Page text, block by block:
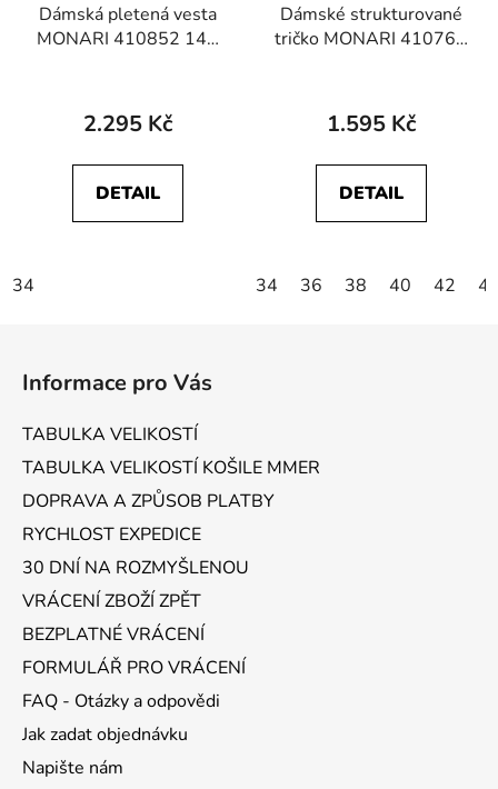
Dámská pletená vesta
MONARI 410852 143
2.295 Kč
DETAIL
34
Dámské strukturované
tričko MONARI 410768
1.595 Kč
DETAIL
34 36 38 40 42
Informace pro Vás
TABULKA VELIKOSTÍ
TABULKA VELIKOSTÍ KOŠILE MMER
DOPRAVA A ZPŮSOB PLATBY
RYCHLOST EXPEDICE
30 DNÍ NA ROZMYŠLENOU
VRÁCENÍ ZBOŽÍ ZPĚT
BEZPLATNÉ VRÁCENÍ
FORMULÁŘ PRO VRÁCENÍ
FAQ - Otázky a odpovědi
Jak zadat objednávku
Napište nám